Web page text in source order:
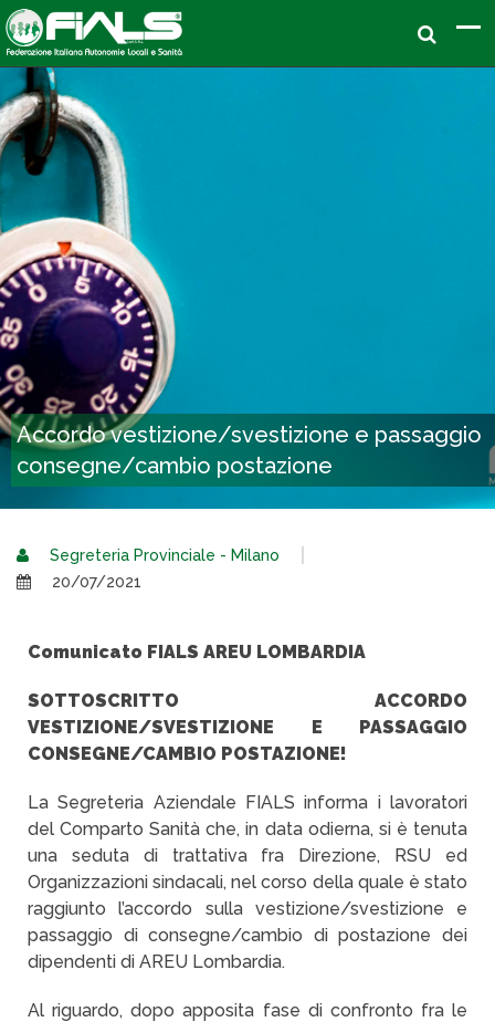
Accordo vestizione/svestizione e passaggio
consegne/cambio postazione
Segreteria Provinciale - Milano
20/07/2021
Comunicato FIALS AREU LOMBARDIA
SOTTOSCRITTO ACCORDO
VESTIZIONE/SVESTIZIONE E PASSAGGIO
CONSEGNE/CAMBIO POSTAZIONE!
La Segreteria Aziendale FIALS informa i lavoratori
del Comparto Sanità che, in data odierna, si è tenuta
una seduta di trattativa fra Direzione, RSU ed
Organizzazioni sindacali, nel corso della quale è stato
raggiunto l’accordo sulla vestizione/svestizione e
passaggio di consegne/cambio di postazione dei
dipendenti di AREU Lombardia.
Al riguardo, dopo apposita fase di confronto fra le